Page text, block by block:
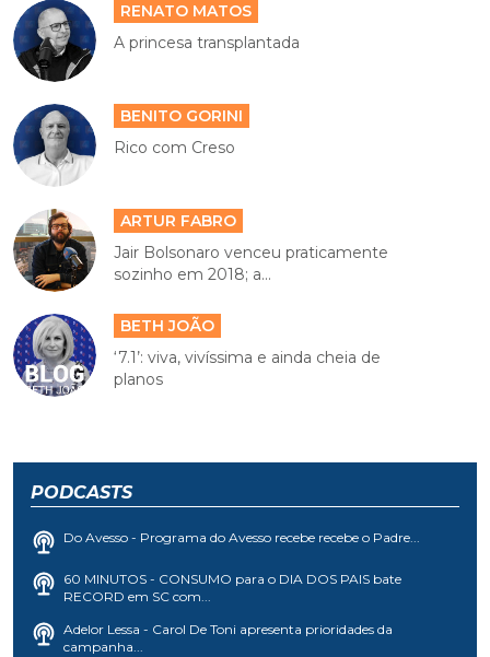
RENATO MATOS
A princesa transplantada
BENITO GORINI
Rico com Creso
ARTUR FABRO
Jair Bolsonaro venceu praticamente
sozinho em 2018; a...
BETH JOÃO
‘7.1’: viva, vivíssima e ainda cheia de
planos
PODCASTS
Do Avesso - Programa do Avesso recebe recebe o Padre...
60 MINUTOS - CONSUMO para o DIA DOS PAIS bate
RECORD em SC com...
Adelor Lessa - Carol De Toni apresenta prioridades da
campanha...